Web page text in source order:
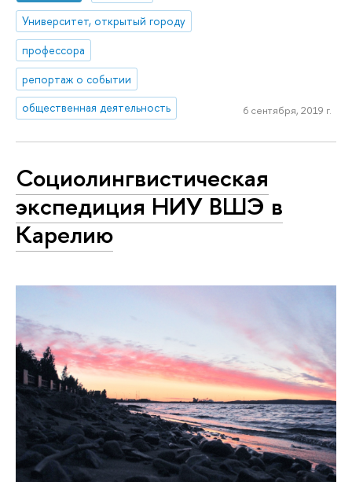
Университет, открытый городу
профессора
репортаж о событии
общественная деятельность
6 сентября, 2019 г.
Социолингвистическая
экспедиция НИУ ВШЭ в
Карелию